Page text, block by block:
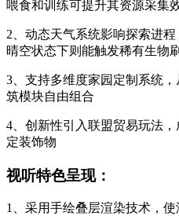
喂食和训练可提升其资源采集
2、动态天气系统影响探索进
晴空状态下则能触发稀有生物
3、支持多维度家园定制系统
筑模块自由组合
4、创新性引入联盟贸易玩法
定装饰物
视听特色呈现：
1、采用手绘叠层渲染技术，